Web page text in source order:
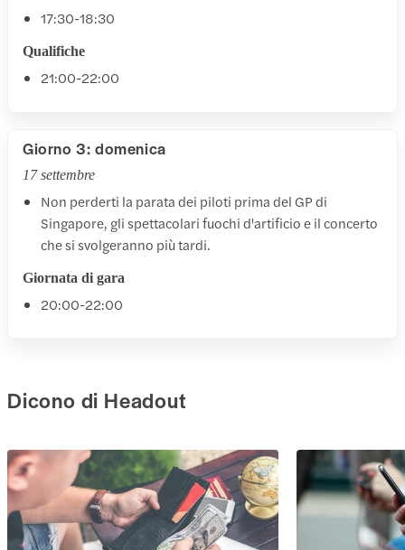
17:30-18:30
Qualifiche
21:00-22:00
Giorno 3: domenica
17 settembre
Non perderti la parata dei piloti prima del GP di
Singapore, gli spettacolari fuochi d'artificio e il concerto
che si svolgeranno più tardi.
Giornata di gara
20:00-22:00
Dicono di Headout